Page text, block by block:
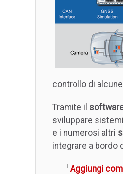
controllo di
Tramite il
sviluppare
e i numerosi altri
integrare a bordo
Aggiungi